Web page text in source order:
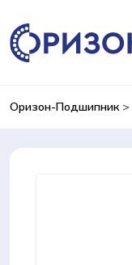
Оризон-Подшипник>